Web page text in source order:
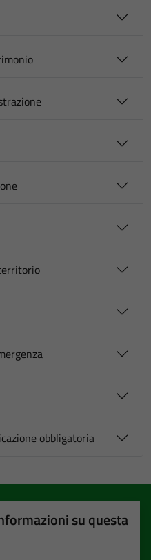
obbligatoria
su questa